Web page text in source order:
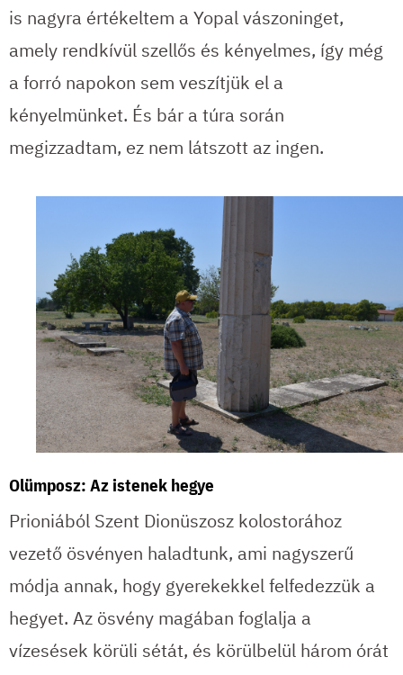
is nagyra értékeltem a Yopal vászoninget,
amely rendkívül szellős és kényelmes, így még
a forró napokon sem veszítjük el a
kényelmünket. És bár a túra során
megizzadtam, ez nem látszott az ingen.
Olümposz: Az istenek hegye
Prioniából Szent Dionüszosz kolostorához
vezető ösvényen haladtunk, ami nagyszerű
módja annak, hogy gyerekekkel felfedezzük a
hegyet. Az ösvény magában foglalja a
vízesések körüli sétát, és körülbelül három órát